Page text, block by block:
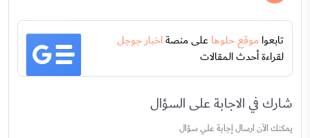
تابعواموقع حلوهاعلى منصةاخبار جوجل
لقراءة أحدث المقالات
شارك في الاجابة على السؤال
يمكنك الآن ارسال إجابة علي سؤال